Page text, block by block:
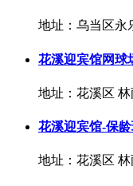
地址：乌当区永
花溪迎宾馆网球
地址：花溪区
花溪迎宾馆-保
地址：花溪区